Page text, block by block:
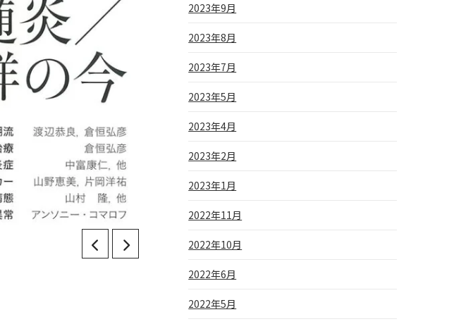
2023年9月
2023年8月
2023年7月
2023年5月
2023年4月
2023年2月
2023年1月
2022年11月
2022年10月
2022年6月
2022年5月